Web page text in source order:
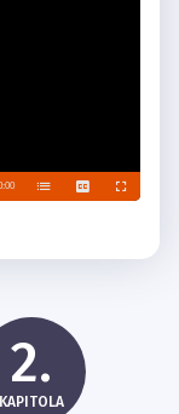
2.
KAPITOLA